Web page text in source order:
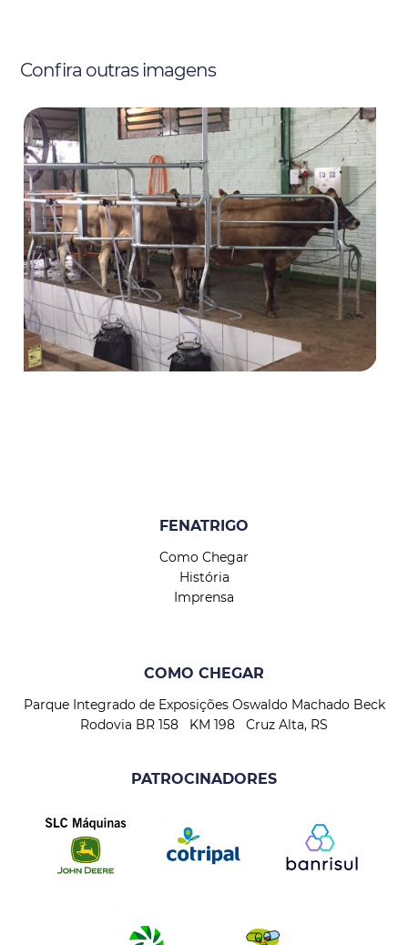
Confira outras imagens
FENATRIGO
Como Chegar
História
Imprensa
COMO CHEGAR
Parque Integrado de Exposições Oswaldo Machado Beck
Rodovia BR 158 KM 198 Cruz Alta, RS
PATROCINADORES